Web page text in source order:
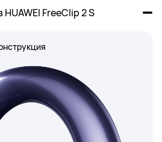
FreeClip 2 S